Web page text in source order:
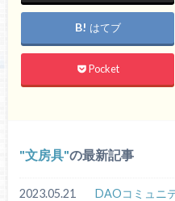
はてブ
Pocket
文房具 の最新記事
2023.05.21
DAOコミュニ